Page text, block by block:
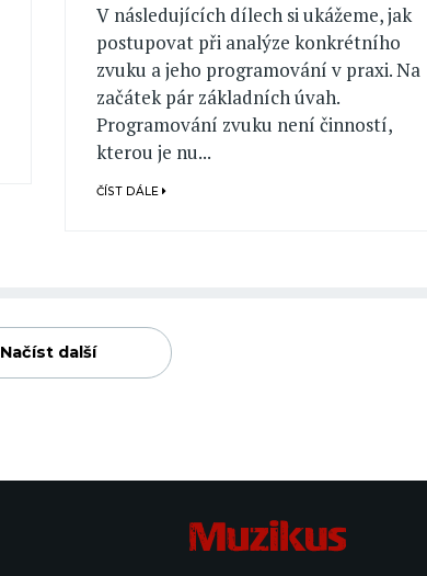
V následujících dílech si ukážeme, jak
postupovat při analýze konkrétního
zvuku a jeho programování v praxi. Na
začátek pár základních úvah.
Programování zvuku není činností,
kterou je nu...
ČÍST DÁLE
Načíst další